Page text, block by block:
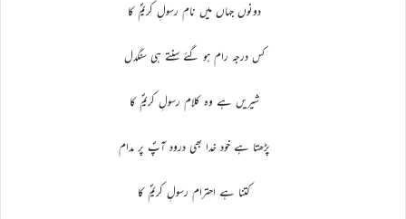
دونوں جہاں میں نام رسولِ کریمؐ کا
کس درجہ رام ہو گئے سنتے ہی سنگدل
شیریں ہے وہ کلام رسولِ کریمؐ کا
پڑھتا ہے خود خدا بھی درود آپؐ پر مدام
کتنا ہے احترام رسولِ کریمؐ کا